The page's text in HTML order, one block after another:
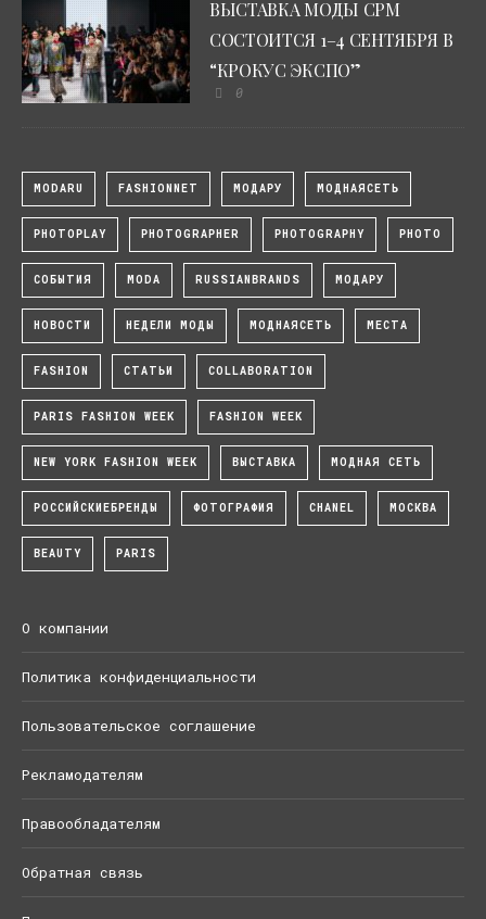
ВЫСТАВКА МОДЫ CPM
СОСТОИТСЯ 1–4 СЕНТЯБРЯ В
“КРОКУС ЭКСПО”
0
MODARU FASHIONNET МОДАРУ МОДНАЯСЕТЬ
PHOTOPLAY PHOTOGRAPHER PHOTOGRAPHY PHOTO
СОБЫТИЯ MODA RUSSIANBRANDS МОДАРУ
НОВОСТИ НЕДЕЛИ МОДЫ МОДНАЯСЕТЬ МЕСТА
FASHION СТАТЬИ COLLABORATION
PARIS FASHION WEEK FASHION WEEK
NEW YORK FASHION WEEK ВЫСТАВКА МОДНАЯ СЕТЬ
РОССИЙСКИЕБРЕНДЫ ФОТОГРАФИЯ CHANEL МОСКВА
BEAUTY PARIS
О компании
Политика конфиденциальности
Пользовательское соглашение
Рекламодателям
Правообладателям
Обратная связь